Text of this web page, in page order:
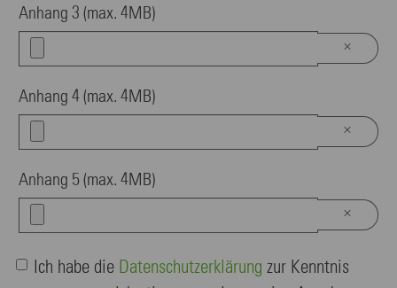
Anhang 3 (max. 4MB)
×
Anhang 4 (max. 4MB)
×
Anhang 5 (max. 4MB)
×
Ich habe die Datenschutzerklärung zur Kenntnis